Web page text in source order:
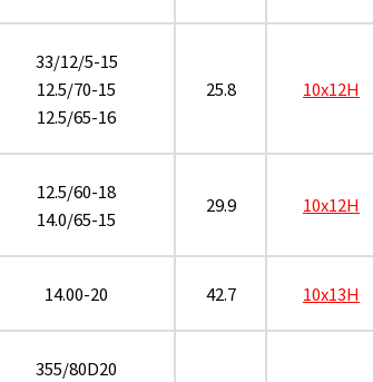
33/12/5-15
12.5/70-15
12.5/65-16
25.8 10x12H
12.5/60-18
14.0/65-15
29.9 10x12H
14.00-20 42.7 10x13H
355/80D20